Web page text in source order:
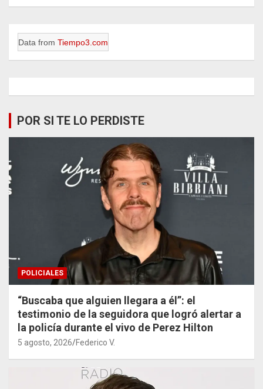
Data from Tiempo3.com
POR SI TE LO PERDISTE
POLICIALES
“Buscaba que alguien llegara a él”: el
testimonio de la seguidora que logró alertar a
la policía durante el vivo de Perez Hilton
5 agosto, 2026 Federico V.